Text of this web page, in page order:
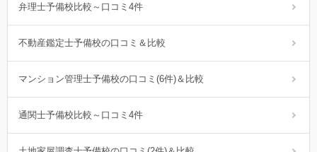
弁理士予備校比較～口コミ4件
不動産鑑定士予備校の口コミ＆比較
マンション管理士予備校の口コミ(6件)＆比較
通関士予備校比較～口コミ4件